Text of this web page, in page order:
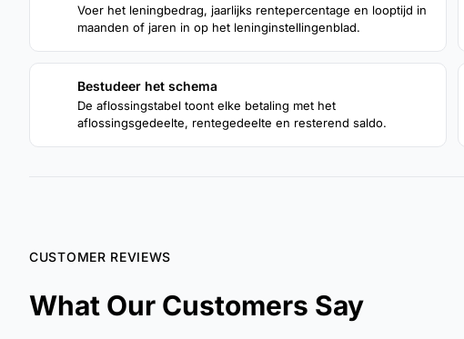
Voer het leningbedrag, jaarlijks rentepercentage en looptijd in
maanden of jaren in op het leninginstellingenblad.
Bestudeer het schema
De aflossingstabel toont elke betaling met het
aflossingsgedeelte, rentegedeelte en resterend saldo.
CUSTOMER REVIEWS
What Our Customers Say